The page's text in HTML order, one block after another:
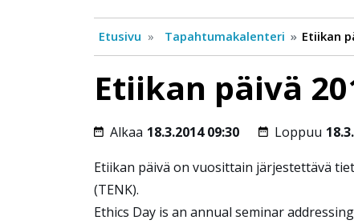
Etusivu Tapahtumakalenteri Etiikan
Etiikan päivä
Alkaa 18.3.2014 09:30 Loppuu
Etiikan päivä on vuosittain järjestettävä
(TENK).
Ethics Day is an annual seminar